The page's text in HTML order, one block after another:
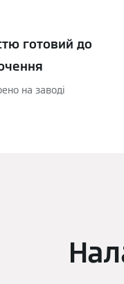
готовий до
на заводі